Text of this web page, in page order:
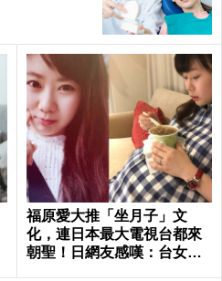
福原愛大推「坐月子」文
化，連日本最大電視台都來
朝聖！日網友感嘆：台女很